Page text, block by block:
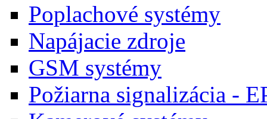
Poplachové systémy
Napájacie zdroje
GSM systémy
Požiarna signalizácia -